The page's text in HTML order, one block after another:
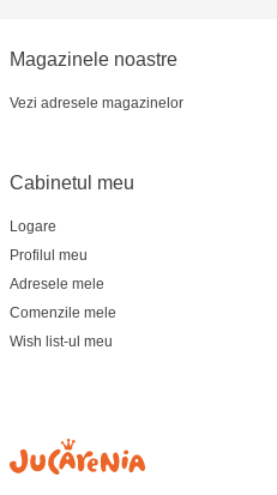
Magazinele noastre
Vezi adresele magazinelor
Cabinetul meu
Logare
Profilul meu
Adresele mele
Comenzile mele
Wish list-ul meu